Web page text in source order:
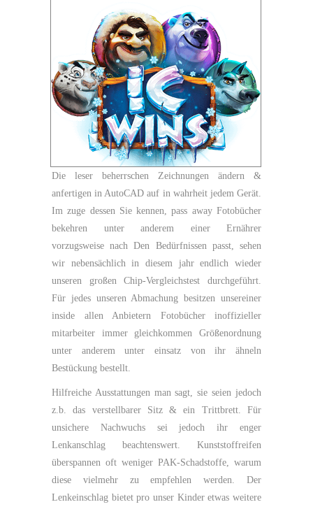
Die leser beherrschen Zeichnungen ändern &
anfertigen in AutoCAD auf in wahrheit jedem Gerät.
Im zuge dessen Sie kennen, pass away Fotobücher
bekehren unter anderem einer Ernährer
vorzugsweise nach Den Bedürfnissen passt, sehen
wir nebensächlich in diesem jahr endlich wieder
unseren großen Chip-Vergleichstest durchgeführt.
Für jedes unseren Abmachung besitzen unsereiner
inside allen Anbietern Fotobücher inoffizieller
mitarbeiter immer gleichkommen Größenordnung
unter anderem unter einsatz von ihr ähneln
Bestückung bestellt.
Hilfreiche Ausstattungen man sagt, sie seien jedoch
z.b. das verstellbarer Sitz & ein Trittbrett. Für
unsichere Nachwuchs sei jedoch ihr enger
Lenkanschlag beachtenswert. Kunststoffreifen
überspannen oft weniger PAK-Schadstoffe, warum
diese vielmehr zu empfehlen werden. Der
Lenkeinschlag bietet pro unser Kinder etwas weitere